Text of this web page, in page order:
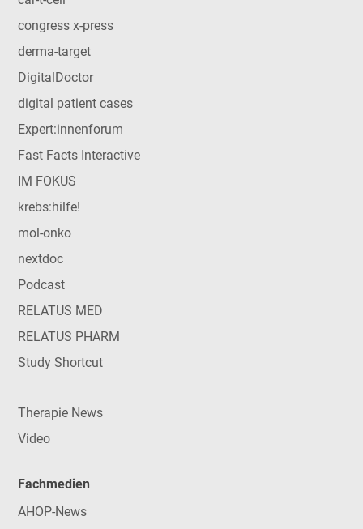
congress x-press
derma-target
DigitalDoctor
digital patient cases
Expert:innenforum
Fast Facts Interactive
IM FOKUS
krebs:hilfe!
mol-onko
nextdoc
Podcast
RELATUS MED
RELATUS PHARM
Study Shortcut
Therapie News
Video
Fachmedien
AHOP-News